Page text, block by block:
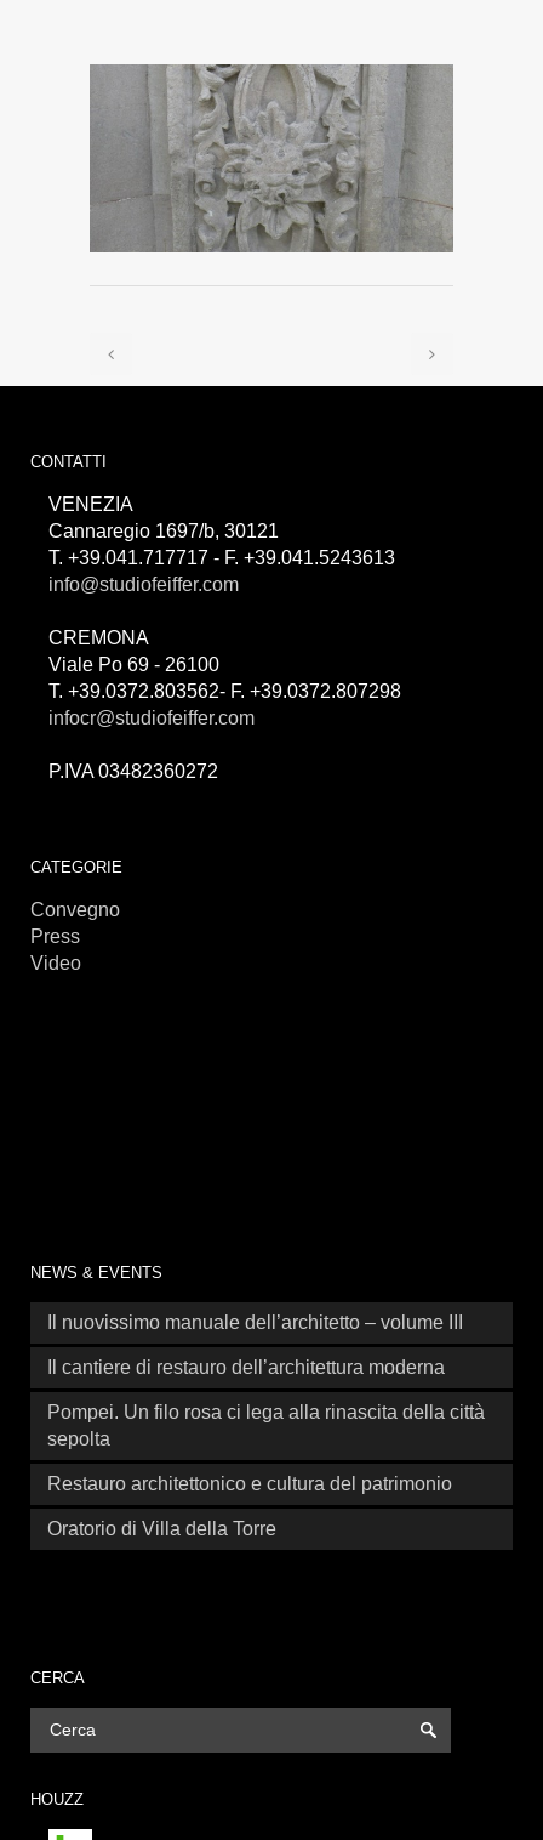
CONTATTI
VENEZIA
Cannaregio 1697/b, 30121
T. +39.041.717717 - F. +39.041.5243613
info@studiofeiffer.com
CREMONA
Viale Po 69 - 26100
T. +39.0372.803562- F. +39.0372.807298
infocr@studiofeiffer.com
P.IVA 03482360272
CATEGORIE
Convegno
Press
Video
NEWS & EVENTS
Il nuovissimo manuale dell’architetto – volume III
Il cantiere di restauro dell’architettura moderna
Pompei. Un filo rosa ci lega alla rinascita della città
sepolta
Restauro architettonico e cultura del patrimonio
Oratorio di Villa della Torre
CERCA
HOUZZ